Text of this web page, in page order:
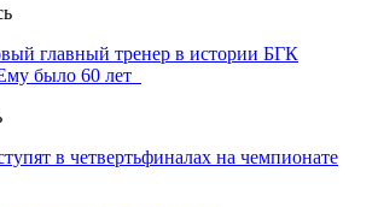
главный тренер в истории БГК
было 60 лет
в четвертьфиналах на чемпионате